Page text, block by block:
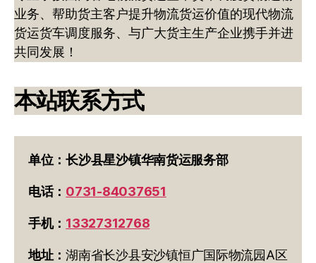
业务、帮助货主客户提升物流货运价值的现代物流
货运货车调度服务、与广大货主生产企业携手并进
共同发展！
本站联系方式
单位：长沙县星沙镇华南货运服务部
电话： 0731-84037651
手机： 13327312768
地址：湖南省长沙县安沙镇恒广国际物流园A区